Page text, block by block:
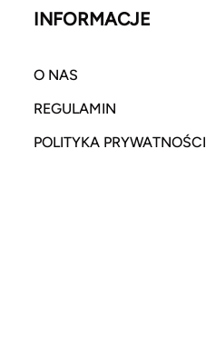
INFORMACJE
O NAS
REGULAMIN
POLITYKA PRYWATNOŚCI